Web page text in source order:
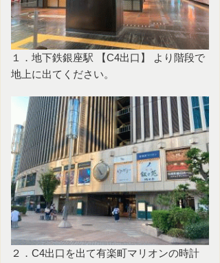
１．地下鉄銀座駅 【C4出口】 より階段で
地上に出てください。
２．C4出口を出て有楽町マリオンの時計